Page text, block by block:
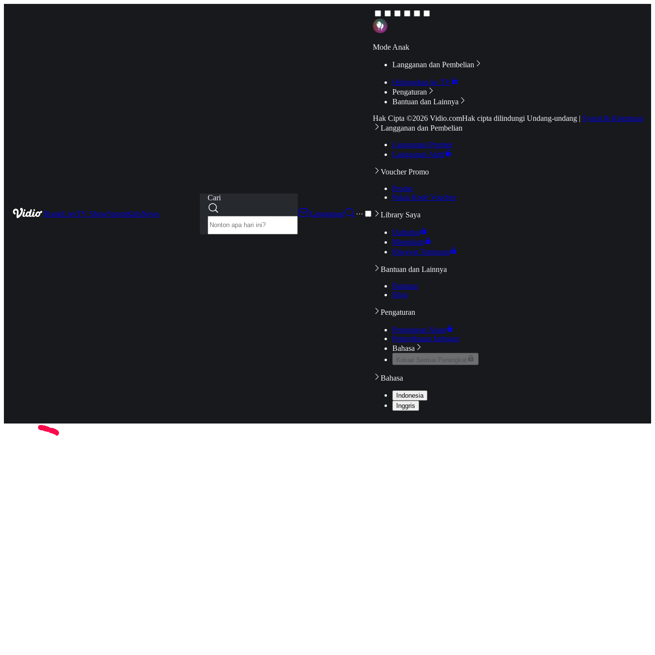
HomeLiveTV ShowSportsKidsNews
Cari
Langganan
···
Mode Anak
Langganan dan Pembelian
Hubungkan ke TV
Pengaturan
Bantuan dan Lainnya
Hak Cipta ©2026 Vidio.comHak cipta dilindungi Undang-undang | Syarat & Ketentuan
Langganan dan Pembelian
Langganan Premier
Langganan Aktif
Voucher Promo
Promo
Pakai Kode Voucher
Library Saya
Daftarku
Mengikuti
Riwayat Tontonan
Bantuan dan Lainnya
Bantuan
Blog
Pengaturan
Pengaturan Akun
Pemeriksaan Jaringan
Bahasa
Keluar Semua Perangkat
Bahasa
Indonesia
Inggris